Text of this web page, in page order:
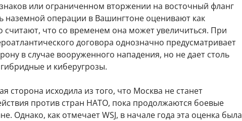
или ограниченном вторжении на восточный фланг
наземной операции в Вашингтоне оценивают как
считают, что со временем она может увеличиться. При
договора однозначно предусматривает
в случае вооруженного нападения, но не дает столь
и киберугрозы.
сторона исходила из того, что Москва не станет
против стран НАТО, пока продолжаются боевые
Однако, как отмечает WSJ, в начале года эта оценка была